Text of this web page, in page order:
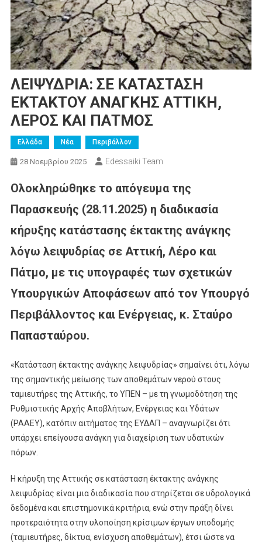
ΛΕΙΨΥΔΡΙΑ: ΣΕ ΚΑΤΑΣΤΑΣΗ
ΕΚΤΑΚΤΟΥ ΑΝΑΓΚΗΣ ΑΤΤΙΚΗ,
ΛΕΡΟΣ ΚΑΙ ΠΑΤΜΟΣ
Ελλάδα Νέα Περιβάλλον
28 Νοεμβρίου 2025 Edessaiki Team
Ολοκληρώθηκε το απόγευμα της
Παρασκευής (28.11.2025) η διαδικασία
κήρυξης κατάστασης έκτακτης ανάγκης
λόγω λειψυδρίας σε Αττική, Λέρο και
Πάτμο, με τις υπογραφές των σχετικών
Υπουργικών Αποφάσεων από τον Υπουργό
Περιβάλλοντος και Ενέργειας, κ. Σταύρο
Παπασταύρου.
«Κατάσταση έκτακτης ανάγκης λειψυδρίας» σημαίνει ότι, λόγω
της σημαντικής μείωσης των αποθεμάτων νερού στους
ταμιευτήρες της Αττικής, το ΥΠΕΝ – με τη γνωμοδότηση της
Ρυθμιστικής Αρχής Αποβλήτων, Ενέργειας και Υδάτων
(ΡΑΑΕΥ), κατόπιν αιτήματος της ΕΥΔΑΠ – αναγνωρίζει ότι
υπάρχει επείγουσα ανάγκη για διαχείριση των υδατικών
πόρων.
Η κήρυξη της Αττικής σε κατάσταση έκτακτης ανάγκης
λειψυδρίας είναι μια διαδικασία που στηρίζεται σε υδρολογικά
δεδομένα και επιστημονικά κριτήρια, ενώ στην πράξη δίνει
προτεραιότητα στην υλοποίηση κρίσιμων έργων υποδομής
(ταμιευτήρες, δίκτυα, ενίσχυση αποθεμάτων), έτσι ώστε να